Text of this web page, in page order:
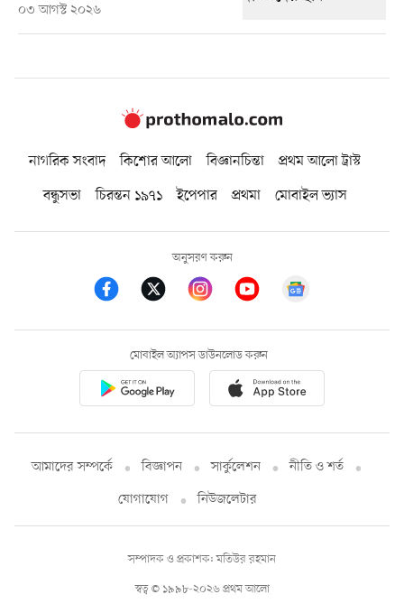
০৩ আগস্ট ২০২৬
নাগরিক সংবাদ কিশোর আলো বিজ্ঞানচিন্তা
প্রথম আলো ট্রাস্ট
বন্ধুসভা
চিরন্তন ১৯৭১ ইপেপার প্রথমা মোবাইল ভ্যাস
অনুসরণ করুন
মোবাইল অ্যাপস ডাউনলোড করুন
আমাদের সম্পর্কে বিজ্ঞাপন সার্কুলেশন
নীতি ও শর্ত
যোগাযোগ
নিউজলেটার
স্বত্ব © ১৯৯৮-২০২৬ প্রথম আলো
সম্পাদক ও প্রকাশক: মতিউর রহমান